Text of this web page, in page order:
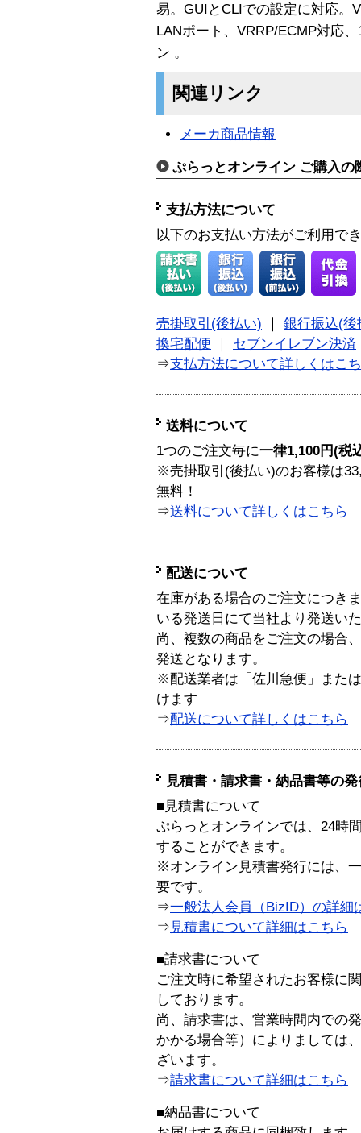
易。GUIとCLIでの設定に対応。
LANポート、VRRP/ECMP対応
ン 。
関連リンク
メーカ商品情報
ぷらっとオンライン ご購入の
支払方法について
以下のお支払い方法がご利用で
売掛取引(後払い)
銀行振込(後
換宅配便
セブンイレブン決済
⇒支払方法について詳しくはこ
送料について
1つのご注文毎に一律1,100円(税
※売掛取引(後払い)のお客様は
無料！
⇒送料について詳しくはこちら
配送について
在庫がある場合のご注文につき
いる発送日にて当社より発送い
尚、複数の商品をご注文の場合
発送となります。
※配送業者は「佐川急便」また
けます
⇒配送について詳しくはこちら
見積書・請求書・納品書等の
■見積書について
ぷらっとオンラインでは、24時
することができます。
※オンライン見積書発行には、
要です。
⇒一般法人会員（BizID）の詳細
⇒ 見積書について詳細はこちら
■請求書について
ご注文時に希望されたお客様に
しております。
尚、請求書は、営業時間内での
かかる場合等）によりましては
ざいます。
⇒請求書について詳細はこちら
■納品書について